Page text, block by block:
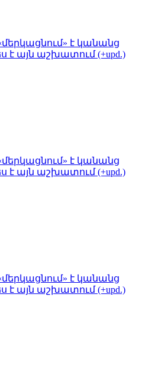
է կանանց
է այն աշխատում (+upd.)
է կանանց
է այն աշխատում (+upd.)
է կանանց
է այն աշխատում (+upd.)